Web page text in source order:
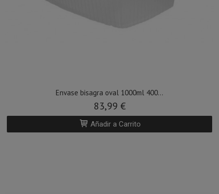
Envase bisagra oval 1000ml 400...
83,99 €
Añadir a Carrito